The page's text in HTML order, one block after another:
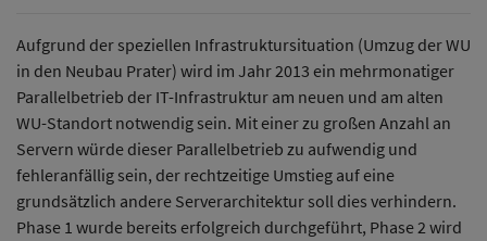
Aufgrund der speziellen Infrastruktursituation (Umzug der WU
in den Neubau Prater) wird im Jahr 2013 ein mehrmonatiger
Parallelbetrieb der IT-Infrastruktur am neuen und am alten
WU-Standort notwendig sein. Mit einer zu großen Anzahl an
Servern würde dieser Parallelbetrieb zu aufwendig und
fehleranfällig sein, der rechtzeitige Umstieg auf eine
grundsätzlich andere Serverarchitektur soll dies verhindern.
Phase 1 wurde bereits erfolgreich durchgeführt, Phase 2 wird